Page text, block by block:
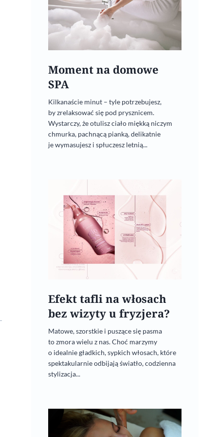
Moment na domowe
SPA
Kilkanaście minut – tyle potrzebujesz,
by zrelaksować się pod prysznicem.
Wystarczy, że otulisz ciało miękką niczym
chmurka, pachnącą pianką, delikatnie
je wymasujesz i spłuczesz letnią...
Efekt tafli na włosach
bez wizyty u fryzjera?
Matowe, szorstkie i puszące się pasma
to zmora wielu z nas. Choć marzymy
o idealnie gładkich, sypkich włosach, które
spektakularnie odbijają światło, codzienna
stylizacja...